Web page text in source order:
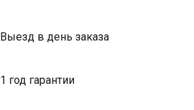
Выезд в день заказа
1 год гарантии